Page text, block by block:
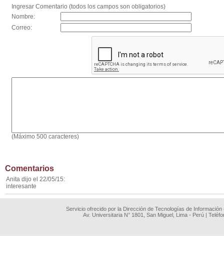
Ingresar Comentario (todos los campos son obligatorios)
Nombre:
Correo:
(Máximo 500 caracteres)
Comentarios
Anita dijo el 22/05/15:
interesante
Servicio ofrecido por la Dirección de Tecnologías de
Av. Universitaria N° 1801, San Miguel, Lima - Perú |